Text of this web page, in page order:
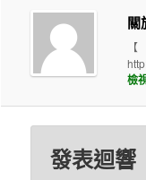
關
檢
發表迴響